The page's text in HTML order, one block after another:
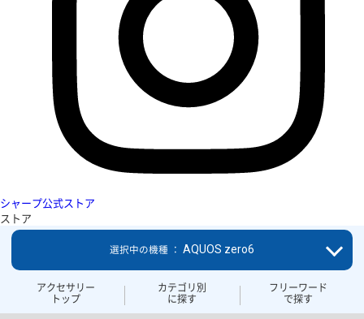
シャープ公式ストア
ストア
アクセサリー
トップ
カテゴリ別
に探す
フリーワード
で探す
選択中の機種 ： AQUOS zero6